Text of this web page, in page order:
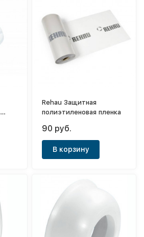
Rehau Защитная
полиэтиленовая пленка
90 руб.
В корзину